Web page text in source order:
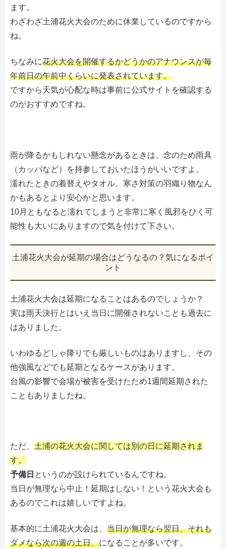
ます。
わざわざ土浦花火大会のために休業しているのですから
ね。
ちなみに花火大会を開催するかどうかのアナウンスが毎
年前日の午前中くらいに発表されています。
ですから天気が心配な時は事前に公式サイトを確認する
のがおすすめですね。
雨が降るかもしれない懸念があるときは、念のため雨具
（カッパなど）を持参しておいたほうがいいですよ。
濡れたときの着替えやタオル、寒さ対策の羽織り物なん
かもあるとより安心かと思います。
10月ともなると濡れてしまうと非常に寒く風邪をひく可
能性も大いにありますので気を付けて下さい。
土浦花火大会が延期の場合はどうなるの？気になるポイ
ント
土浦花火大会は延期になることはあるのでしょうか？
実は雨天決行とはいえ当日に開催されないことも過去に
はありました。
いわゆるどしゃ降りでも厳しいものはありますし、その
他強風などでも延期となるケースがあります。
台風の影響で会場が被害を受けたため1週間延期された
こともありましたね。
ただ、 土浦の花火大会に関しては別の日に延期されま
す。
予備日 というのが設けられているんですね。
当日が無理なら中止！延期はしない！という花火大会も
あるのでこれは嬉しいですよね。
基本的に土浦花火大会は、 当日が無理なら翌日、それも
ダメなら次の週の土日、になることが多いです。